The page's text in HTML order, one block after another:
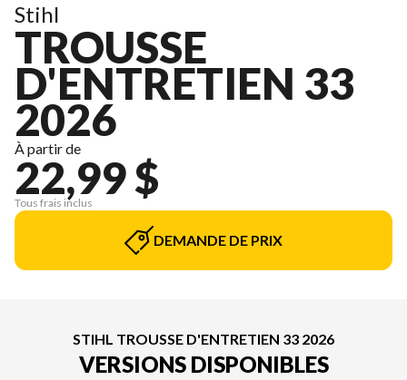
Stihl
TROUSSE
D'ENTRETIEN 33
2026
À partir de
22,99 $
Tous frais inclus
DEMANDE DE PRIX
STIHL TROUSSE D'ENTRETIEN 33 2026
VERSIONS DISPONIBLES